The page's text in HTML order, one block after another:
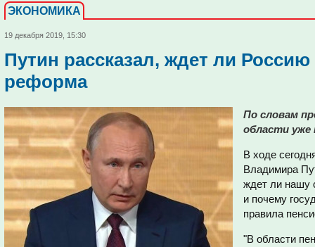
ЭКОНОМИКА
19 декабря 2019, 15:30
Путин рассказал, ждет ли
реформа
По словам
области
В ходе
Владимира
ждет ли нашу
и почему
правила
"В области